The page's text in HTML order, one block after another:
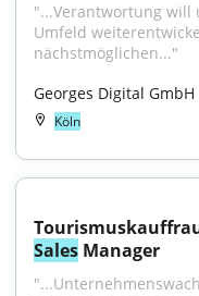
"...Verantwortung will
Umfeld
nächstmöglichen..."
Georges Digital GmbH
Köln
Sales Manager